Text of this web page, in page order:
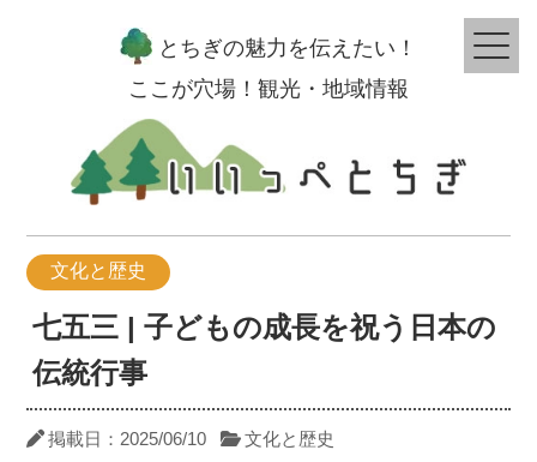
とちぎの魅力を伝えたい！
ここが穴場！観光・地域情報
文化と歴史
七五三 | 子どもの成長を祝う日本の
伝統行事
掲載日： 2025/06/10 文化と歴史